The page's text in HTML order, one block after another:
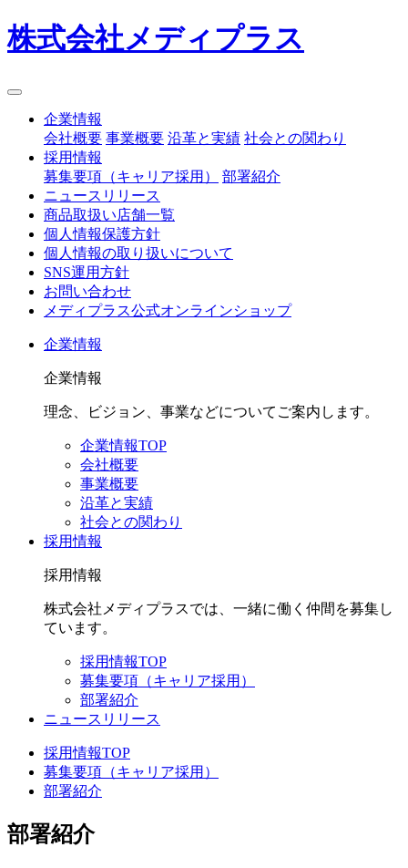
株式会社メディプラス
企業情報
会社概要 事業概要 沿革と実績 社会との関わり
採用情報
募集要項（キャリア採用）
部署紹介
ニュースリリース
商品取扱い店舗一覧
個人情報保護方針
個人情報の取り扱いについて
SNS運用方針
お問い合わせ
メディプラス公式オンラインショップ
企業情報
企業情報
理念、ビジョン、事業などについてご案内します。
企業情報TOP
会社概要
事業概要
沿革と実績
社会との関わり
採用情報
採用情報
株式会社メディプラスでは、一緒に働く仲間を募集し
ています。
採用情報TOP
募集要項（キャリア採用）
部署紹介
ニュースリリース
採用情報TOP
募集要項（キャリア採用）
部署紹介
部署紹介